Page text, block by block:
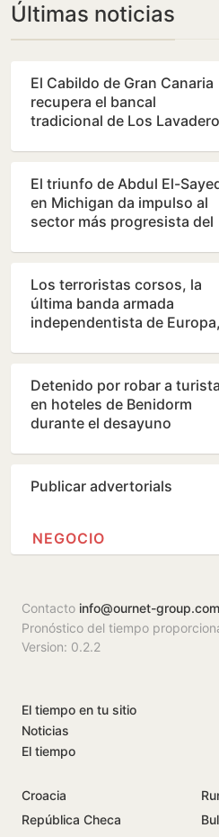
Últimas noticias
El Cabildo de Gran Canaria
recupera el bancal
tradicional de Los
El triunfo de Abdul El-
en Michigan da impulso al
sector más progresista del
Los terroristas corsos, la
última banda armada
independentista de Europa,
Detenido por robar a
en hoteles de Benidorm
durante el desayuno
Publicar advertorials
NEGOCIO
Contacto info@ournet-group.com
Pronóstico del tiempo
Version: 0.2.2
El tiempo en tu sitio
Noticias
El tiempo
Croacia
República Checa